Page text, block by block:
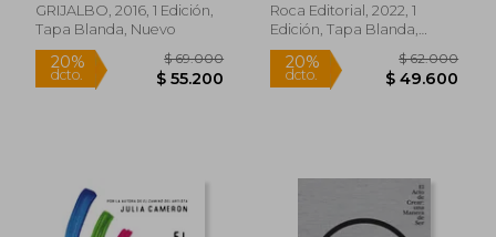
GRIJALBO, 2016, 1 Edición,
Tapa Blanda, Nuevo
20%
dcto.
$ 69.000
$ 55.200
Roca Editorial, 2022, 1
Edición, Tapa Blanda,
Nuevo
dcto.